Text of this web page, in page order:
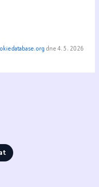
dne 4. 5. 2026